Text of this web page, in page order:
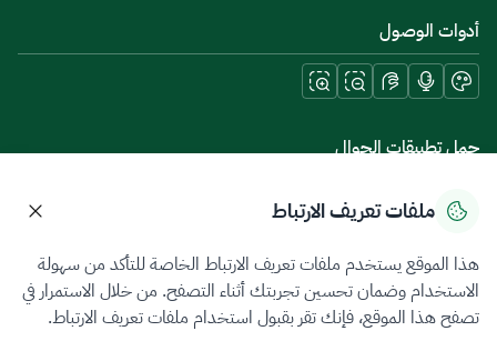
أدوات الوصول
حمل تطبيقات الجوال
سياسة الخصوصيةشروط الاستخدامخريطة الموقع
ملفات تعريف الارتباط
هذا الموقع يستخدم ملفات تعريف الارتباط الخاصة للتأكد من سهولة
الاستخدام وضمان تحسين تجربتك أثناء التصفح. من خلال الاستمرار في
تصفح هذا الموقع، فإنك تقر بقبول استخدام ملفات تعريف الارتباط.